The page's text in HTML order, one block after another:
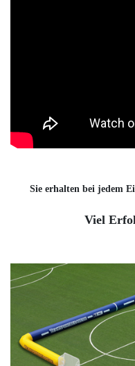
Sie erhalten bei jedem
Viel